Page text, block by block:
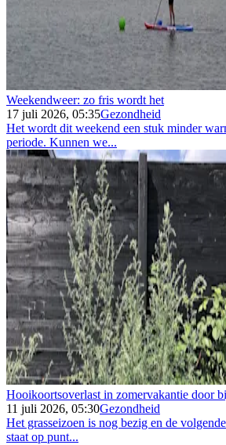
Weekendweer: zo fris wordt het
17 juli 2026, 05:35Gezondheid
Het wordt dit weekend een stuk minder
periode. Kunnen we...
Hooikoortsoverlast in zomervakantie door
11 juli 2026, 05:30Gezondheid
Het grasseizoen is nog bezig en de
staat op punt...